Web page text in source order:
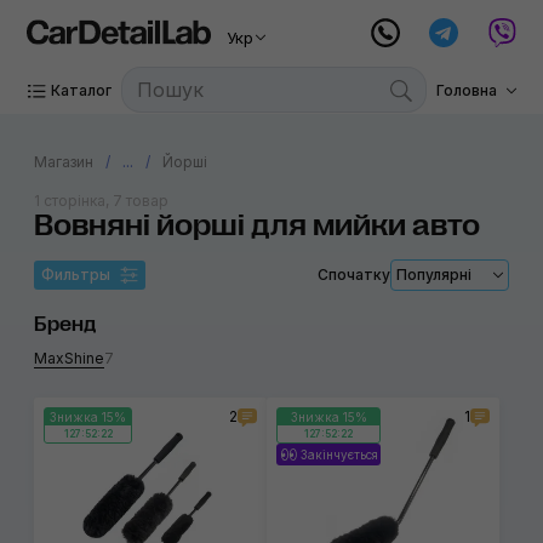
Укр
Каталог Головна
Магазин ... Йорші
Вовняні йорші для мийки авто
1 сторінка, 7 товар
Фильтры Спочатку Популярні
Бренд
MaxShine7
Знижка 15%
127:52:22
2 Знижка 15%
127:52:22
Закінчується
1